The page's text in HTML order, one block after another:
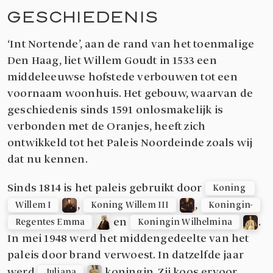
GESCHIEDENIS
‘Int Nortende’, aan de rand van het toenmalige
Den Haag, liet Willem Goudt in 1533 een
middeleeuwse hofstede verbouwen tot een
voornaam woonhuis. Het gebouw, waarvan de
geschiedenis sinds 1591 onlosmakelijk is
verbonden met de Oranjes, heeft zich
ontwikkeld tot het Paleis Noordeinde zoals wij
dat nu kennen.
Sinds 1814 is het paleis gebruikt door
Koning
Willem I
, Koning Willem III ,
Koningin-
Regentes Emma
en Koningin Wilhelmina
.
In mei 1948 werd het middengedeelte van het
paleis door brand verwoest. In datzelfde jaar